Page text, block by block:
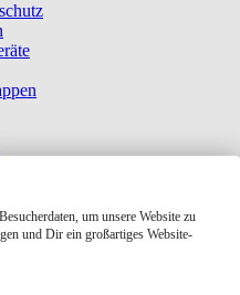
um unsere Website zu
und Dir ein großartiges Website-